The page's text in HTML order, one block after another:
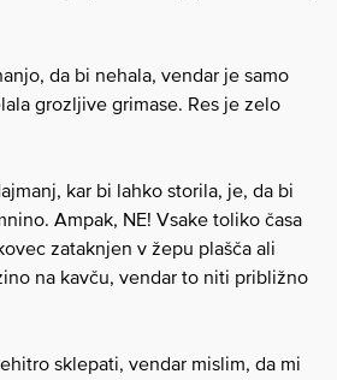
da bi nehala, vendar je samo
grozljive grimase. Res je zelo
kar bi lahko storila, je, da bi
Ampak, NE! Vsake toliko časa
zataknjen v žepu plašča ali
na kavču, vendar to niti približno
sklepati, vendar mislim, da mi